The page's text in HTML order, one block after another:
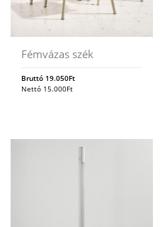
Fémvázas szék
Bruttó 19.050Ft
Nettó 15.000Ft